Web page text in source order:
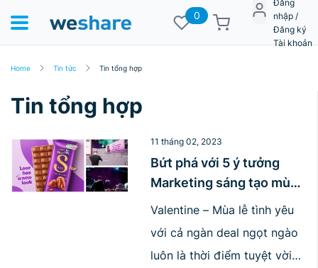
0
Đăng
nhập /
Đăng ký
Tài khoản
Home Tin tức Tin tổng hợp
Tin tổng hợp
11 tháng 02, 2023
Bứt phá với 5 ý tưởng
Marketing sáng tạo mùa
Valentine
Valentine – Mùa lễ tình yêu
với cả ngàn deal ngọt ngào
luôn là thời điểm tuyệt vời